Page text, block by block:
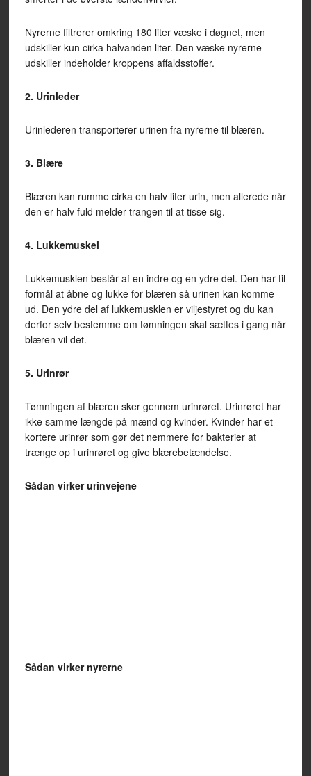
Nyrerne filtrerer omkring 180 liter væske i døgnet, men
udskiller kun cirka halvanden liter. Den væske nyrerne
udskiller indeholder kroppens affaldsstoffer.
2. Urinleder
Urinlederen transporterer urinen fra nyrerne til blæren.
3. Blære
Blæren kan rumme cirka en halv liter urin, men allerede når
den er halv fuld melder trangen til at tisse sig.
4. Lukkemuskel
Lukkemusklen består af en indre og en ydre del. Den har til
formål at åbne og lukke for blæren så urinen kan komme
ud. Den ydre del af lukkemusklen er viljestyret og du kan
derfor selv bestemme om tømningen skal sættes i gang når
blæren vil det.
5. Urinrør
Tømningen af blæren sker gennem urinrøret. Urinrøret har
ikke samme længde på mænd og kvinder. Kvinder har et
kortere urinrør som gør det nemmere for bakterier at
trænge op i urinrøret og give blærebetændelse.
Sådan virker urinvejene
Sådan virker nyrerne